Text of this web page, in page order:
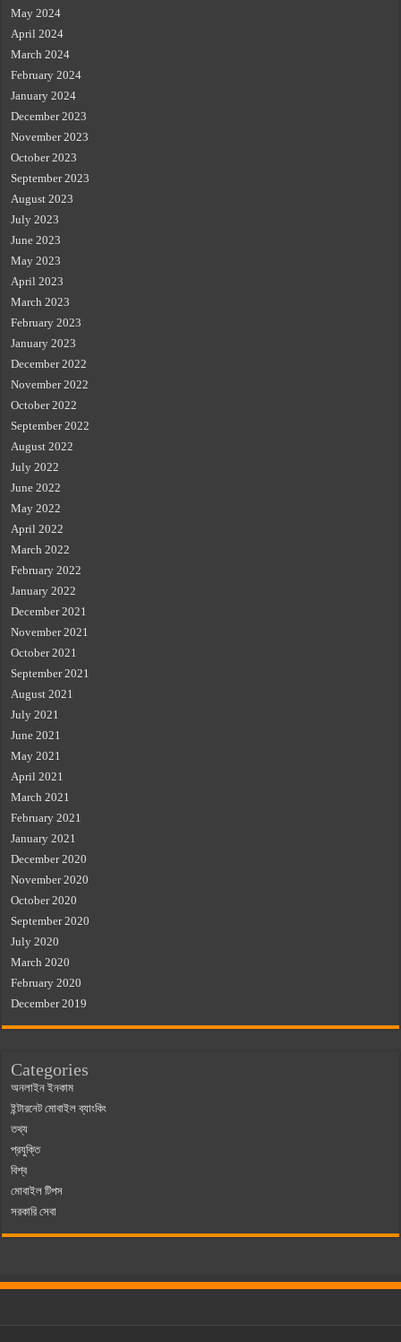
May 2024
April 2024
March 2024
February 2024
January 2024
December 2023
November 2023
October 2023
September 2023
August 2023
July 2023
June 2023
May 2023
April 2023
March 2023
February 2023
January 2023
December 2022
November 2022
October 2022
September 2022
August 2022
July 2022
June 2022
May 2022
April 2022
March 2022
February 2022
January 2022
December 2021
November 2021
October 2021
September 2021
August 2021
July 2021
June 2021
May 2021
April 2021
March 2021
February 2021
January 2021
December 2020
November 2020
October 2020
September 2020
July 2020
March 2020
February 2020
December 2019
Categories
অনলাইন ইনকাম
ইন্টারনেট মোবাইল ব্যাংকিং
তথ্য
প্রযুক্তি
বিশ্ব
মোবাইল টিপস
সরকারি সেবা